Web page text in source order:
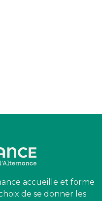
accueille et forme
de se donner les